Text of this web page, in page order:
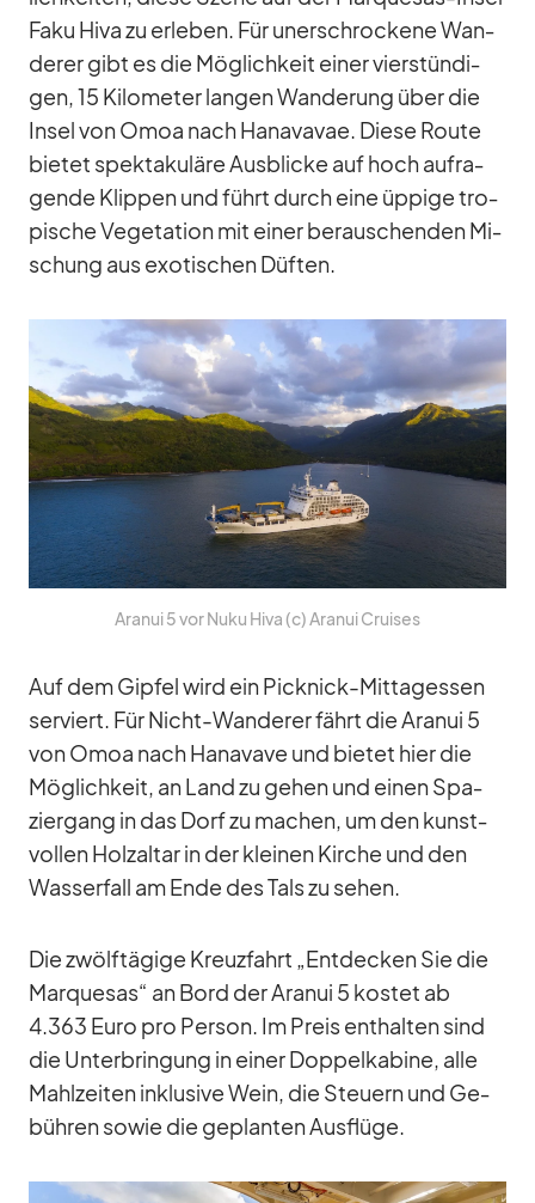
Faku Hiva zu er­le­ben. Für un­er­schro­ckene Wan­
de­rer gibt es die Mög­lich­keit ei­ner vier­stün­di­
gen, 15 Ki­lo­me­ter lan­gen Wan­de­rung über die
In­sel von Omoa nach Hana­va­vae. Diese Route
bie­tet spek­ta­ku­läre Aus­bli­cke auf hoch auf­ra­
gende Klip­pen und führt durch eine üp­pige tro­
pi­sche Ve­ge­ta­tion mit ei­ner be­rau­schen­den Mi­
schung aus exo­ti­schen Düf­ten.
Ara­nui 5 vor Nuku Hiva (c) Ara­nui Crui­ses
Auf dem Gip­fel wird ein Pick­nick-Mit­tag­essen
ser­viert. Für Nicht-Wan­de­rer fährt die Ara­nui 5
von Omoa nach Hana­vave und bie­tet hier die
Mög­lich­keit, an Land zu ge­hen und ei­nen Spa­
zier­gang in das Dorf zu ma­chen, um den kunst­
vol­len Holz­al­tar in der klei­nen Kir­che und den
Was­ser­fall am Ende des Tals zu se­hen.
Die zwölf­tä­gige Kreuz­fahrt „Ent­de­cken Sie die
Mar­que­sas“ an Bord der Ara­nui 5 kos­tet ab
4.363 Euro pro Per­son. Im Preis ent­hal­ten sind
die Un­ter­brin­gung in ei­ner Dop­pel­ka­bine, alle
Mahl­zei­ten in­klu­sive Wein, die Steu­ern und Ge­
büh­ren so­wie die ge­plan­ten Aus­flüge.